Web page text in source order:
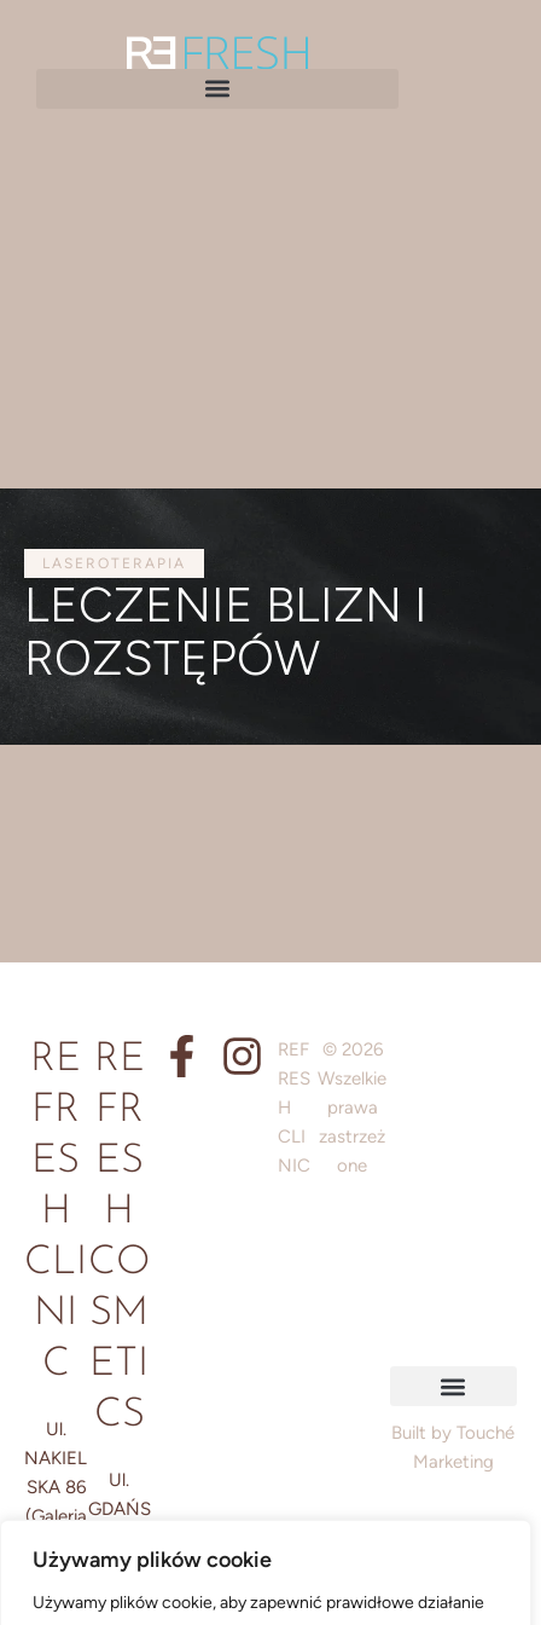
Używamy plików cookie
Używamy plików cookie, aby zapewnić prawidłowe działanie
LASEROTERAPIA
LECZENIE BLIZN I
ROZSTĘPÓW
RE
FR
ES
H
CLI
NI
C
Ul.
NAKIEL
SKA 86
(Galeria
ń)
RE
FR
ES
H
CO
SM
ETI
CS
Ul.
GDAŃS
Bydgos
REF
RES
H
CLI
NIC
© 2026
Wszelkie
prawa
zastrzeż
one
Built by Touché
Marketing